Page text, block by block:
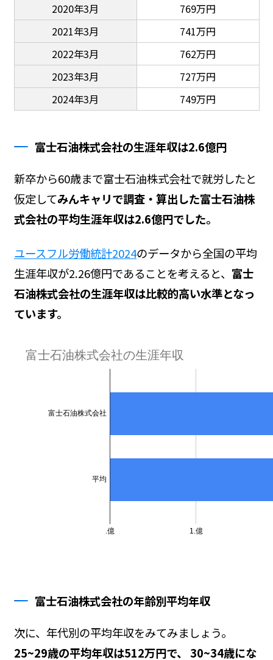
2020年3月
769万円
2021年3月
741万円
2022年3月
762万円
2023年3月
727万円
2024年3月
749万円
富士石油株式会社の生涯年収は2.6億円
新卒から60歳まで富士石油株式会社で就労したと
仮定してみんキャリで調査・算出した富士石油株
式会社の平均生涯年収は2.6億円でした。
ユースフル労働統計2024のデータから全国の平均
生涯年収が2.26億円であることを考えると、 富士
石油株式会社の生涯年収は比較的高い水準となっ
ています。
富士石油株式会社の年齢別平均年収
次に、年代別の平均年収をみてみましょう。
25~29歳の平均年収は512万円で、 30~34歳にな